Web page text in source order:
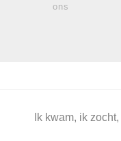
ons
Ik kwam, ik